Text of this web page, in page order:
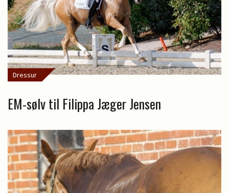
Dressur
EM-sølv til Filippa Jæger Jensen